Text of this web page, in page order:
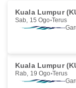
Kuala Lumpur
Sab, 15 Ogo Terus
Kuala Lumpur
Rab, 19 Ogo Terus